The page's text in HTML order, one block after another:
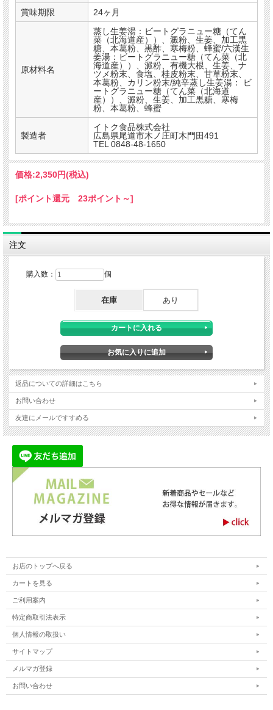
味わいと温まり方があります。 体調や気分に合わせ
て、毎日楽しめるバリエーションです。ぜひ3種を飲
み比べてみてください。
蒸し生姜湯
蒸し生姜を使用し、深いコクと温かさが特徴の生姜
六漢生姜湯
6種類の和漢素材とブレンドされた、飲みやすくて
毎日続けやすい
純辛生姜湯
賞味期限
24ヶ月
原材料名
蒸し生姜湯：ビートグラニュー糖（てん
菜（北海道産））、澱粉、生姜、加工黒
糖、本葛粉、黒酢、寒梅粉、蜂蜜/六漢生
姜湯：ビートグラニュー糖（てん菜（北
海道産））、澱粉、有機大根、生姜、ナ
ツメ粉末、食塩、桂皮粉末、甘草粉末、
本葛粉、カリン粉末/純辛蒸し生姜湯： ビ
ートグラニュー糖（てん菜（北海道
産））、澱粉、生姜、加工黒糖、寒梅
粉、本葛粉、蜂蜜
製造者
イトク食品株式会社
広島県尾道市木ノ庄町木門田491
TEL 0848-48-1650
価格:2,350円(税込)
[ポイント還元 23ポイント～]
注文
購入数： 個
在庫 あり
返品についての詳細はこちら
お問い合わせ
友達にメールですすめる
お店のトップへ戻る
カートを見る
ご利用案内
特定商取引法表示
個人情報の取扱い
サイトマップ
メルマガ登録
お問い合わせ